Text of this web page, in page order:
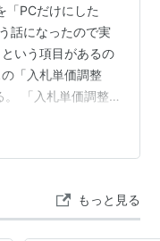
「PCだけにした
話になったので実
いう項目があるの
「入札単価調整
。 「入札単価調整
もっと見る